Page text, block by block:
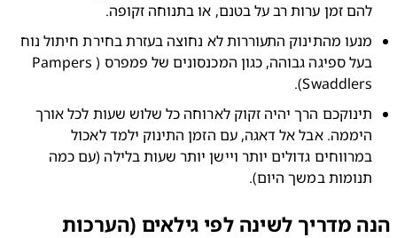
זמן ערות רב על בטנם, או בתנוחה זקופה.
מנעו מהתינוק התעוררות לא נחוצה בעזרת בחירת חיתול נוח
בעל ספיגה גבוהה, כגון המכנסונים של פמפרס (Pampers
תינוקכם הרך יהיה זקוק לארוחה כל שלוש שעות לכל אורך
היממה. אבל אל דאגה, עם הזמן התינוק ילמד לאכול
במרווחים גדולים יותר ויישן יותר שעות בלילה (עם כמה
במשך היום).
מדריך לשינה לפי גילאים (הערכות